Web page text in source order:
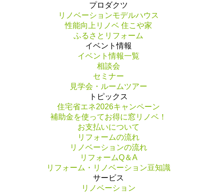
プロダクツ
リノベーションモデルハウス
性能向上リノベ 住こや家
ふるさとリフォーム
イベント情報
イベント情報一覧
相談会
セミナー
見学会・ルームツアー
トピックス
住宅省エネ2026キャンペーン
補助金を使ってお得に窓リノベ！
お支払いについて
リフォームの流れ
リノベーションの流れ
リフォームQ＆A
リフォーム・リノベーション豆知識
サービス
リノベーション